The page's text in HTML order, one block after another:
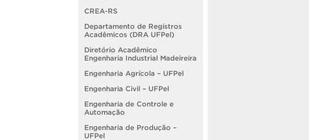
CREA-RS
Departamento de Registros
Acadêmicos (DRA UFPel)
Diretório Acadêmico
Engenharia Industrial Madeireira
Engenharia Agrícola – UFPel
Engenharia Civil – UFPel
Engenharia de Controle e
Automação
Engenharia de Produção –
UFPel